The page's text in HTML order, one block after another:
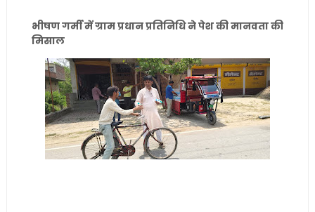
भीषण गर्मी में ग्राम प्रधान प्रतिनिधि ने पेश की मानवता की
मिसाल